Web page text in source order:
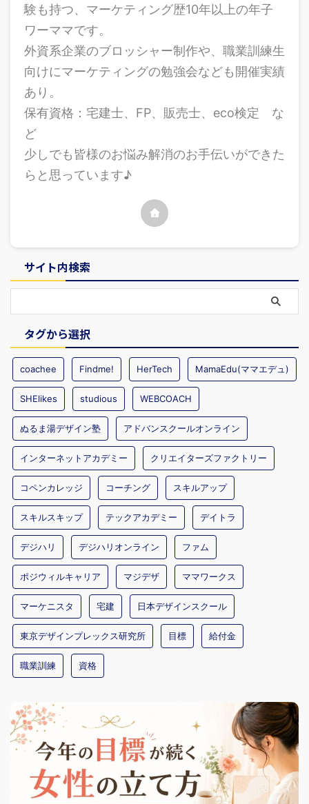
験も持つ、マーケティング歴10年以上の年子
ワーママです。
外資系企業のブロッシャー制作や、職業訓練生
向けにマーケティングの勉強会なども開催実績
あり。
保有資格：宅建士、FP、販売士、eco検定 な
ど
少しでも皆様のお悩み解消のお手伝いができた
らと思っています♪
サイト内検索
タグから選択
coachee Findme! HerTech MamaEdu(ママエデュ)
SHElikes studious WEBCOACH
ぬるま湯デザイン塾 アドバンスクールオンライン
インターネットアカデミー クリエイターズファクトリー
コペンカレッジ コーチング スキルアップ
スキルスキップ テックアカデミー デイトラ
デジハリ デジハリオンライン ファム
ポジウィルキャリア マジデザ ママワークス
マーケニスタ 宅建 日本デザインスクール
東京デザインプレックス研究所 目標 給付金
職業訓練 資格